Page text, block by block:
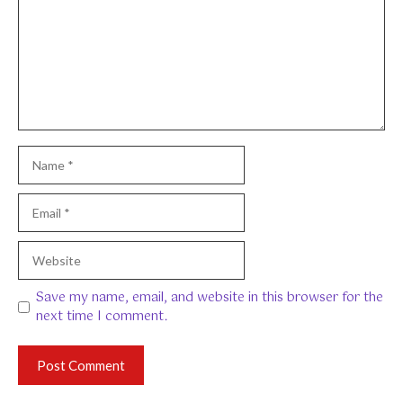
Name
Email
Website
Save my name, email, and website in this browser for the
next time I comment.